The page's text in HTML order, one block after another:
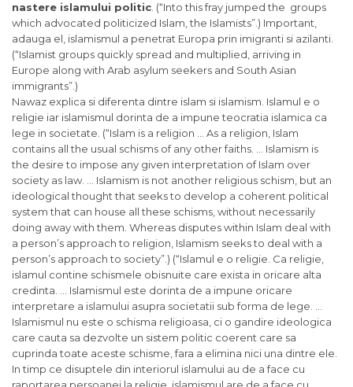
nastere islamului politic . (“Into this fray jumped the groups
which advocated politicized Islam, the Islamists”.) Important,
adauga el, islamismul a penetrat Europa prin imigranti si azilanti.
(“Islamist groups quickly spread and multiplied, arriving in
Europe along with Arab asylum seekers and South Asian
immigrants”.)
Nawaz explica si diferenta dintre islam si islamism. Islamul e o
religie iar islamismul dorinta de a impune teocratia islamica ca
lege in societate. (“Islam is a religion … As a religion, Islam
contains all the usual schisms of any other faiths. … Islamism is
the desire to impose any given interpretation of Islam over
society as law. … Islamism is not another religious schism, but an
ideological thought that seeks to develop a coherent political
system that can house all these schisms, without necessarily
doing away with them. Whereas disputes within Islam deal with
a person’s approach to religion, Islamism seeks to deal with a
person’s approach to society”.) (“Islamul e o religie. Ca religie,
islamul contine schismele obisnuite care exista in oricare alta
credinta. … Islamismul este dorinta de a impune oricare
interpretare a islamului asupra societatii sub forma de lege. …
Islamismul nu este o schisma religioasa, ci o gandire ideologica
care cauta sa dezvolte un sistem politic coerent care sa
cuprinda toate aceste schisme, fara a elimina nici una dintre ele.
In timp ce disuptele din interiorul islamului au de a face cu